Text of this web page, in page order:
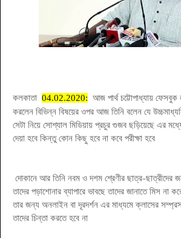
কলকাতা 04.02.2020: আজ পার্থ চট্টোপাধ্যায়
করলেন বিভিন্ন বিষয়ের ওপর আজ তিনি বলেন যে
সেটা নিয়ে সোশ্যাল মিডিয়ায় প্রচুর গুজব ছড়িয়েছে এর
দেয়া হবে কিন্তু কোন কিছু হবে না কবে পরীক্ষা হবে
দোকানে আর তিনি নবম ও দশম শ্রেণীর ছাত্র-ছাত্রীদের
তাদের পড়াশোনার ব্যাপারে ভাবছে তাদের জানাতে মিস না
তার জন্য অনলাইন বা দূরদর্শন এর মাধ্যমে ক্লাসের
তাদের চিন্তা করতে হবে না